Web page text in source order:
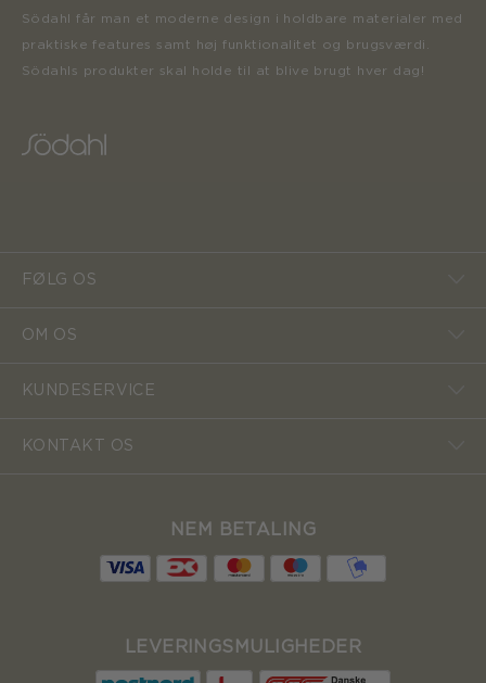
Södahl får man et moderne design i holdbare materialer med
praktiske features samt høj funktionalitet og brugsværdi.
Södahls produkter skal holde til at blive brugt hver dag!
FØLG OS
OM OS
KUNDESERVICE
KONTAKT OS
NEM BETALING
LEVERINGSMULIGHEDER